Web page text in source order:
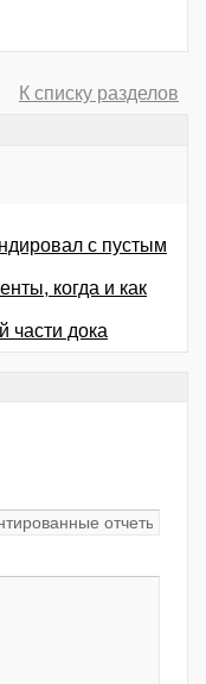
К списку разделов
с пустым
когда и как
части дока